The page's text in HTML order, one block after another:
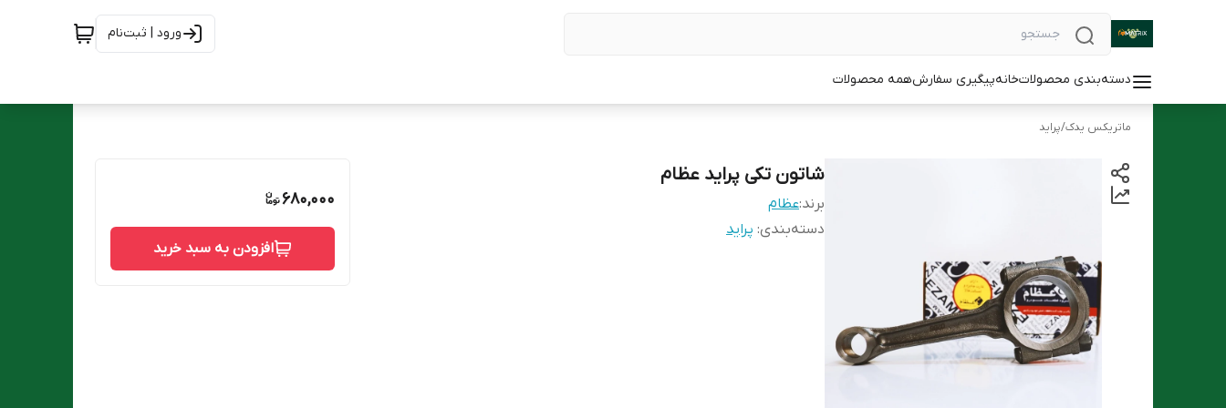
ورود | ثبت‌نام
دسته‌بندی محصولاتخانهپیگیری سفارشهمه محصولات
ماتریکس یدک/پراید
شاتون تکی پراید عظام
برند:عظام
دسته‌بندی: پراید
680,000
افزودن به سبد خرید